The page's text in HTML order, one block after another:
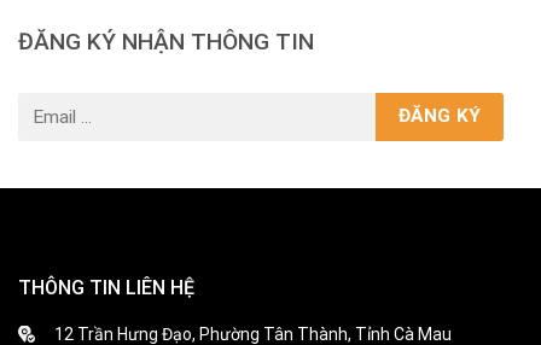
ĐĂNG KÝ NHẬN THÔNG TIN
THÔNG TIN LIÊN HỆ
12 Trần Hưng Đạo, Phường Tân Thành, Tỉnh Cà Mau